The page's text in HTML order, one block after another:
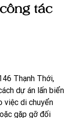
tác
Thạnh Thới,
dự án lấn biển
việc di chuyển
gặp gỡ đối